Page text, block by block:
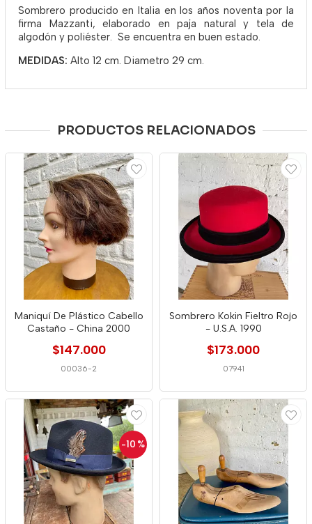
Sombrero producido en Italia en los años noventa por la
firma Mazzanti, elaborado en paja natural y tela de
algodón y poliéster. Se encuentra en buen estado.
MEDIDAS: Alto 12 cm. Diametro 29 cm.
PRODUCTOS RELACIONADOS
Maniquí De Plástico Cabello
Castaño - China 2000
$147.000
00036-2
Sombrero Kokin Fieltro Rojo
- U.S.A. 1990
$173.000
07941
-10 %